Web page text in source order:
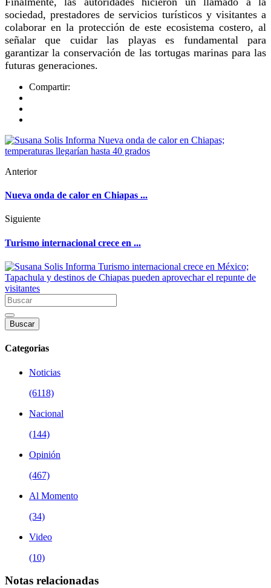
sociedad, prestadores de servicios turísticos y visitantes a
colaborar en la protección de este ecosistema costero, al
señalar que cuidar las playas es fundamental para
garantizar la conservación de las tortugas marinas para las
futuras generaciones.
Compartir:
Anterior
Nueva onda de calor en Chiapas ...
Siguiente
Turismo internacional crece en ...
Buscar
Categorias
Noticias
(6118)
Nacional
(144)
Opinión
(467)
Al Momento
(34)
Video
(10)
Notas relacionadas